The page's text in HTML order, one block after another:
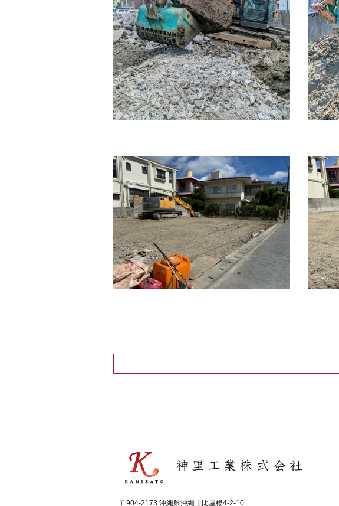
〒904-2173 沖縄県沖縄市比屋根4-2-10